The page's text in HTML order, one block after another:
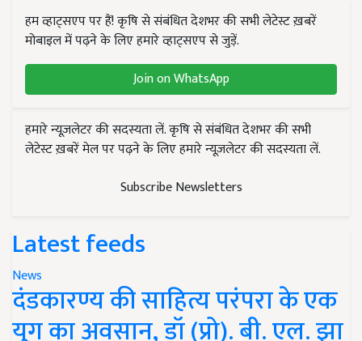
हम व्हाट्सएप पर हैं! कृषि से संबंधित देशभर की सभी लेटेस्ट ख़बरें
मोबाइल में पढ़ने के लिए हमारे व्हाट्सएप से जुड़ें.
Join on WhatsApp
हमारे न्यूज़लेटर की सदस्यता लें. कृषि से संबंधित देशभर की सभी
लेटेस्ट ख़बरें मेल पर पढ़ने के लिए हमारे न्यूज़लेटर की सदस्यता लें.
Subscribe Newsletters
Latest feeds
News
दंडकारण्य की साहित्य परंपरा के एक
युग का अवसान, डॉ (प्रो). बी. एल. झा